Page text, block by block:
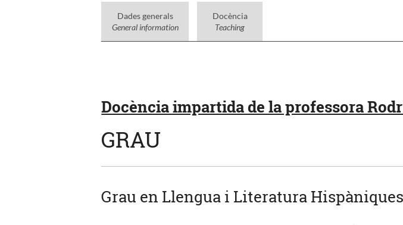
Dades generals
General information
Docència
Teaching
Docència impartida de la professora
GRAU
Grau en Llengua i Literatura